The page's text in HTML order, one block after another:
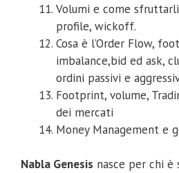
Volumi e come
profile, wickoff.
Cosa è l’Order Flow,
imbalance,bid ed ask,
ordini passivi e
Footprint, volume,
dei mercati
Money Management e
Nabla Genesis nasce per chi è